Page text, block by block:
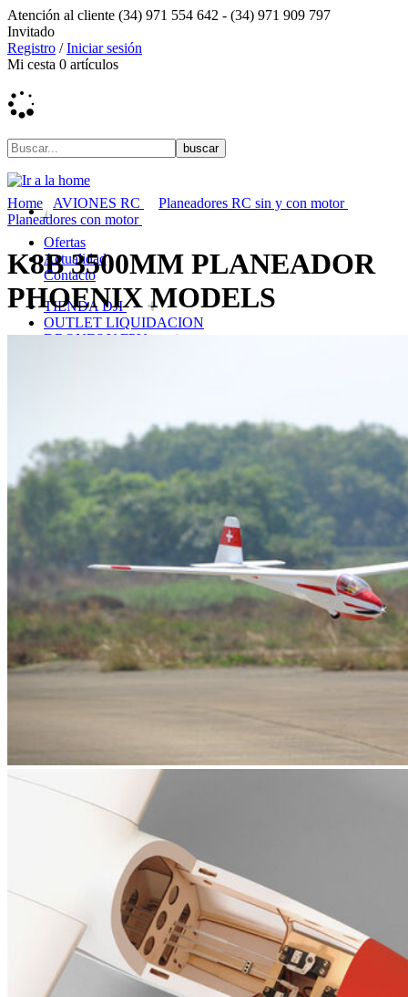
Atención al cliente (34) 971 554 642 - (34) 971 909 797
Invitado
Registro /Iniciar sesión
Mi cesta 0 artículos
Ofertas
Actualidad
Contacto
TIENDA DJI
OUTLET LIQUIDACION
DRONES Y FPV
BATERIAS Y CARGADORES
JUEGOS MESA, CONSTRUCCION, PUZZLES
FILAMENTO IMPRESORA 3D
MOTORES Y ACCESORIOS
CURSOS Y TALLERES
ACCESORIOS, HERRAMIENTAS, PINTURAS,
MATERIALES
MAQUETAS ESTÁTICAS Y COLECCIÓN
ROBOTICA Y GADGETS ELECTRÓNICOS
SLOT Y SCALEXTRIC
TRENES
PATINES
USADOS Y LIQUIDACION
SERVICIOS PRESTADOS
PRESUPUESTOS
Home AVIONES RC
Planeadores RC sin y con motor
Planeadores con motor
K8B 3500MM PLANEADOR
PHOENIX MODELS